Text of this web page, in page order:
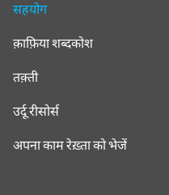
सहयोग
क़ाफ़िया शब्दकोश
तक़्ती
उर्दू रीसोर्स
अपना काम रेख़्ता को भेजें